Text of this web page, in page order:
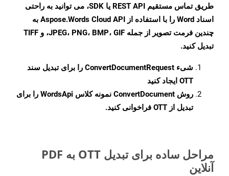
طریق تماس مستقیم REST API یا SDK، می توانید به راحتی
اسناد Word را با استفاده از Aspose.Words Cloud API به
چندین فرمت تصویر از جمله JPEG، PNG، BMP، GIF، و TIFF
تبدیل کنید.
شیء ConvertDocumentRequest را برای تبدیل سند
OTT ایجاد کنید
روش ConvertDocument
نمونه کلاس WordsApi را برای
تبدیل از OTT فراخوانی کنید.
مراحل ساده برای تبدیل OTT به PDF
آنلاین